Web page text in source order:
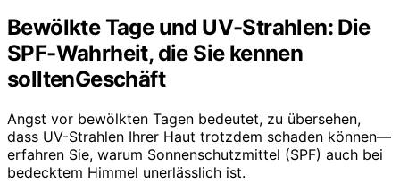
Bewölkte Tage und UV-Strahlen: Die
SPF-Wahrheit, die Sie kennen
solltenGeschäft
Angst vor bewölkten Tagen bedeutet, zu übersehen,
dass UV-Strahlen Ihrer Haut trotzdem schaden können—
erfahren Sie, warum Sonnenschutzmittel (SPF) auch bei
bedecktem Himmel unerlässlich ist.